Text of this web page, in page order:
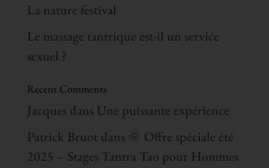
La nature festival
Le massage tantrique est-il un service
sexuel ?
Recent Comments
Jacques dans Une puissante expérience
Patrick Bruotdans 🌞 Offre spéciale été
2025 – Stages Tantra Tao pour Hommes